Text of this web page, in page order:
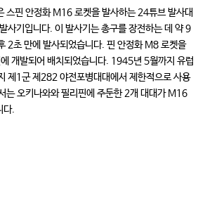
핀 안정화 M16 로켓을 발사하는 24튜브 발사대
사기입니다. 이 발사기는 총구를 장전하는 데 약 9
2초 만에 발사되었습니다. 핀 안정화 M8 로켓을
개발되어 배치되었습니다. 1945년 5월까지 유럽
제1군 제282 야전포병대대에서 제한적으로 사용
는 오키나와와 필리핀에 주둔한 2개 대대가 M16
다.